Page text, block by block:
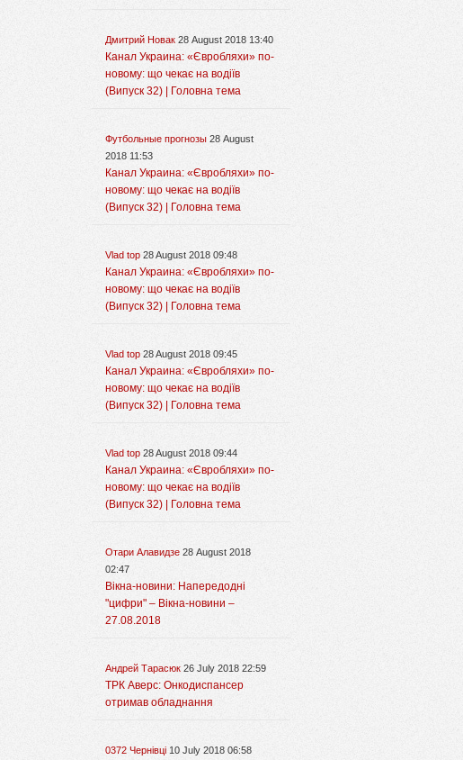
Дмитрий Новак 28 August 2018 13:40
Канал Украина: «Євробляхи» по-
новому: що чекає на водіїв
(Випуск 32) | Головна тема
Футбольные прогнозы 28 August
2018 11:53
Канал Украина: «Євробляхи» по-
новому: що чекає на водіїв
(Випуск 32) | Головна тема
Vlad top 28 August 2018 09:48
Канал Украина: «Євробляхи» по-
новому: що чекає на водіїв
(Випуск 32) | Головна тема
Vlad top 28 August 2018 09:45
Канал Украина: «Євробляхи» по-
новому: що чекає на водіїв
(Випуск 32) | Головна тема
Vlad top 28 August 2018 09:44
Канал Украина: «Євробляхи» по-
новому: що чекає на водіїв
(Випуск 32) | Головна тема
Отари Алавидзе 28 August 2018
02:47
Вікна-новини: Напередодні
"цифри" – Вікна-новини –
27.08.2018
Андрей Тарасюк 26 July 2018 22:59
ТРК Аверс: Онкодиспансер
отримав обладнання
0372 Чернівці 10 July 2018 06:58